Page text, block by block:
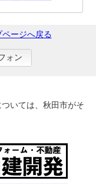
ページへ戻る
ォン
いては、秋田市がそ